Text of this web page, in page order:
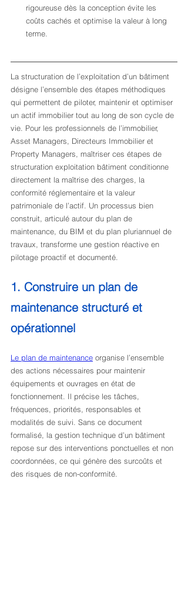
rigoureuse dès la conception évite les
coûts cachés et optimise la valeur à long
terme.
La structuration de l’exploitation d’un bâtiment
désigne l’ensemble des étapes méthodiques
qui permettent de piloter, maintenir et optimiser
un actif immobilier tout au long de son cycle de
vie. Pour les professionnels de l’immobilier,
Asset Managers, Directeurs Immobilier et
Property Managers, maîtriser ces étapes de
structuration exploitation bâtiment conditionne
directement la maîtrise des charges, la
conformité réglementaire et la valeur
patrimoniale de l’actif. Un processus bien
construit, articulé autour du plan de
maintenance, du BIM et du plan pluriannuel de
travaux, transforme une gestion réactive en
pilotage proactif et documenté.
1. Construire un plan de
maintenance structuré et
opérationnel
Le plan de maintenance organise l’ensemble
des actions nécessaires pour maintenir
équipements et ouvrages en état de
fonctionnement. Il précise les tâches,
fréquences, priorités, responsables et
modalités de suivi. Sans ce document
formalisé, la gestion technique d’un bâtiment
repose sur des interventions ponctuelles et non
coordonnées, ce qui génère des surcoûts et
des risques de non-conformité.